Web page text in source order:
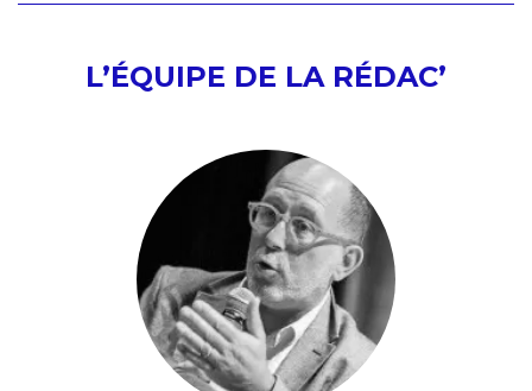
L’ÉQUIPE DE LA RÉDAC’